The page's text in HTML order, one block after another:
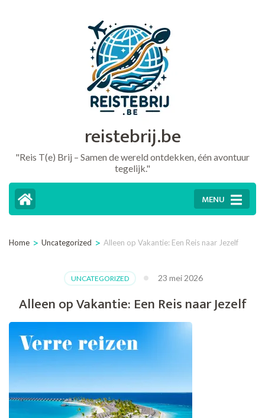
reistebrij.be
"Reis T(e) Brij – Samen de wereld ontdekken, één avontuur
tegelijk."
MENU
Home > Uncategorized > Alleen op Vakantie: Een Reis naar Jezelf
UNCATEGORIZED 23 mei 2026
Alleen op Vakantie: Een Reis naar Jezelf